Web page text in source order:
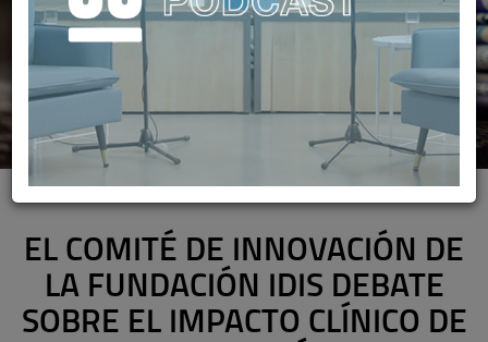
EL COMITÉ DE INNOVACIÓN DE
LA FUNDACIÓN IDIS DEBATE
SOBRE EL IMPACTO CLÍNICO DE